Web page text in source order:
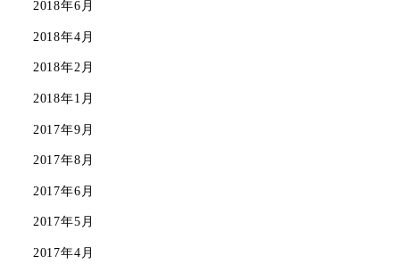
2018年6月
2018年4月
2018年2月
2018年1月
2017年9月
2017年8月
2017年6月
2017年5月
2017年4月